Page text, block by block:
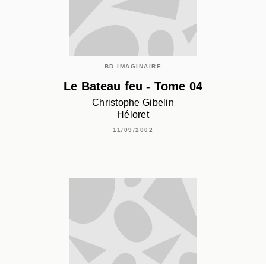
BD IMAGINAIRE
Le Bateau feu - Tome 04
Christophe Gibelin
Héloret
11/09/2002